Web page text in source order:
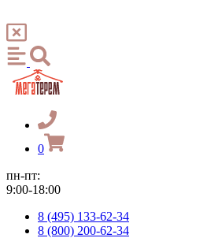
0
пн-пт:
9:00-18:00
8 (495) 133-62-34
8 (800) 200-62-34